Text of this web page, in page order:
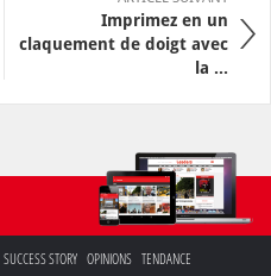
Imprimez en un
claquement de doigt avec
la ...
SUCCESS STORY OPINIONS TENDANCE